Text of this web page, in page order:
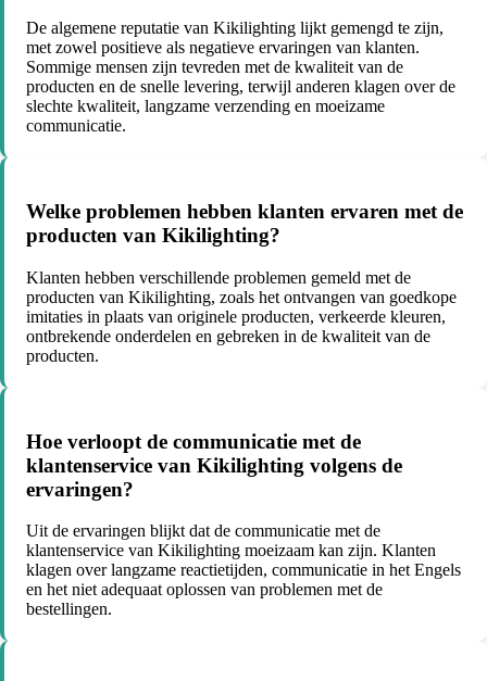
De algemene reputatie van Kikilighting lijkt gemengd te zijn,
met zowel positieve als negatieve ervaringen van klanten.
Sommige mensen zijn tevreden met de kwaliteit van de
producten en de snelle levering, terwijl anderen klagen over de
slechte kwaliteit, langzame verzending en moeizame
communicatie.
Welke problemen hebben klanten ervaren met de
producten van Kikilighting?
Klanten hebben verschillende problemen gemeld met de
producten van Kikilighting, zoals het ontvangen van goedkope
imitaties in plaats van originele producten, verkeerde kleuren,
ontbrekende onderdelen en gebreken in de kwaliteit van de
producten.
Hoe verloopt de communicatie met de
klantenservice van Kikilighting volgens de
ervaringen?
Uit de ervaringen blijkt dat de communicatie met de
klantenservice van Kikilighting moeizaam kan zijn. Klanten
klagen over langzame reactietijden, communicatie in het Engels
en het niet adequaat oplossen van problemen met de
bestellingen.